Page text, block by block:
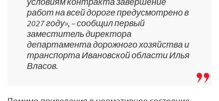
работ на всей дороге предусмотрено в
2027 году», – сообщил первый
заместитель директора
департамента дорожного хозяйства и
транспорта Ивановской области Илья
Власов.